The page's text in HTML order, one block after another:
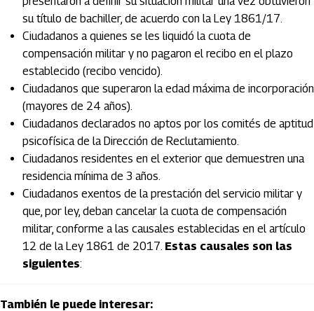
su título de bachiller, de acuerdo con la Ley 1861/17.
Ciudadanos a quienes se les liquidó la cuota de
compensación militar y no pagaron el recibo en el plazo
establecido (recibo vencido).
Ciudadanos que superaron la edad máxima de incorporación
(mayores de 24 años).
Ciudadanos declarados no aptos por los comités de aptitud
psicofísica de la Dirección de Reclutamiento.
Ciudadanos residentes en el exterior que demuestren una
residencia mínima de 3 años.
Ciudadanos exentos de la prestación del servicio militar y
que, por ley, deban cancelar la cuota de compensación
militar, conforme a las causales establecidas en el artículo
12 de la Ley 1861 de 2017. Estas causales son las
siguientes:
También le puede interesar: